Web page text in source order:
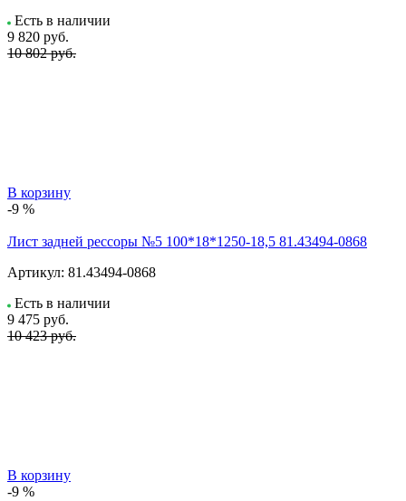
Есть в наличии
9 820 руб.
10 802 руб.
В корзину
-9 %
Лист задней рессоры №5 100*18*1250-18,5 81.43494-0868
Артикул: 81.43494-0868
Есть в наличии
9 475 руб.
10 423 руб.
В корзину
-9 %